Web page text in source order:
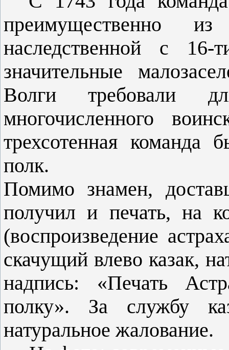
преимущественно
наследственной с 16-
значительные
Волги требовали
многочисленного
трехсотенная команда
полк.
Помимо знамен,
получил и печать, на
(воспроизведение
скачущий влево казак,
надпись: «Печать
полку». За службу
натуральное жалование.